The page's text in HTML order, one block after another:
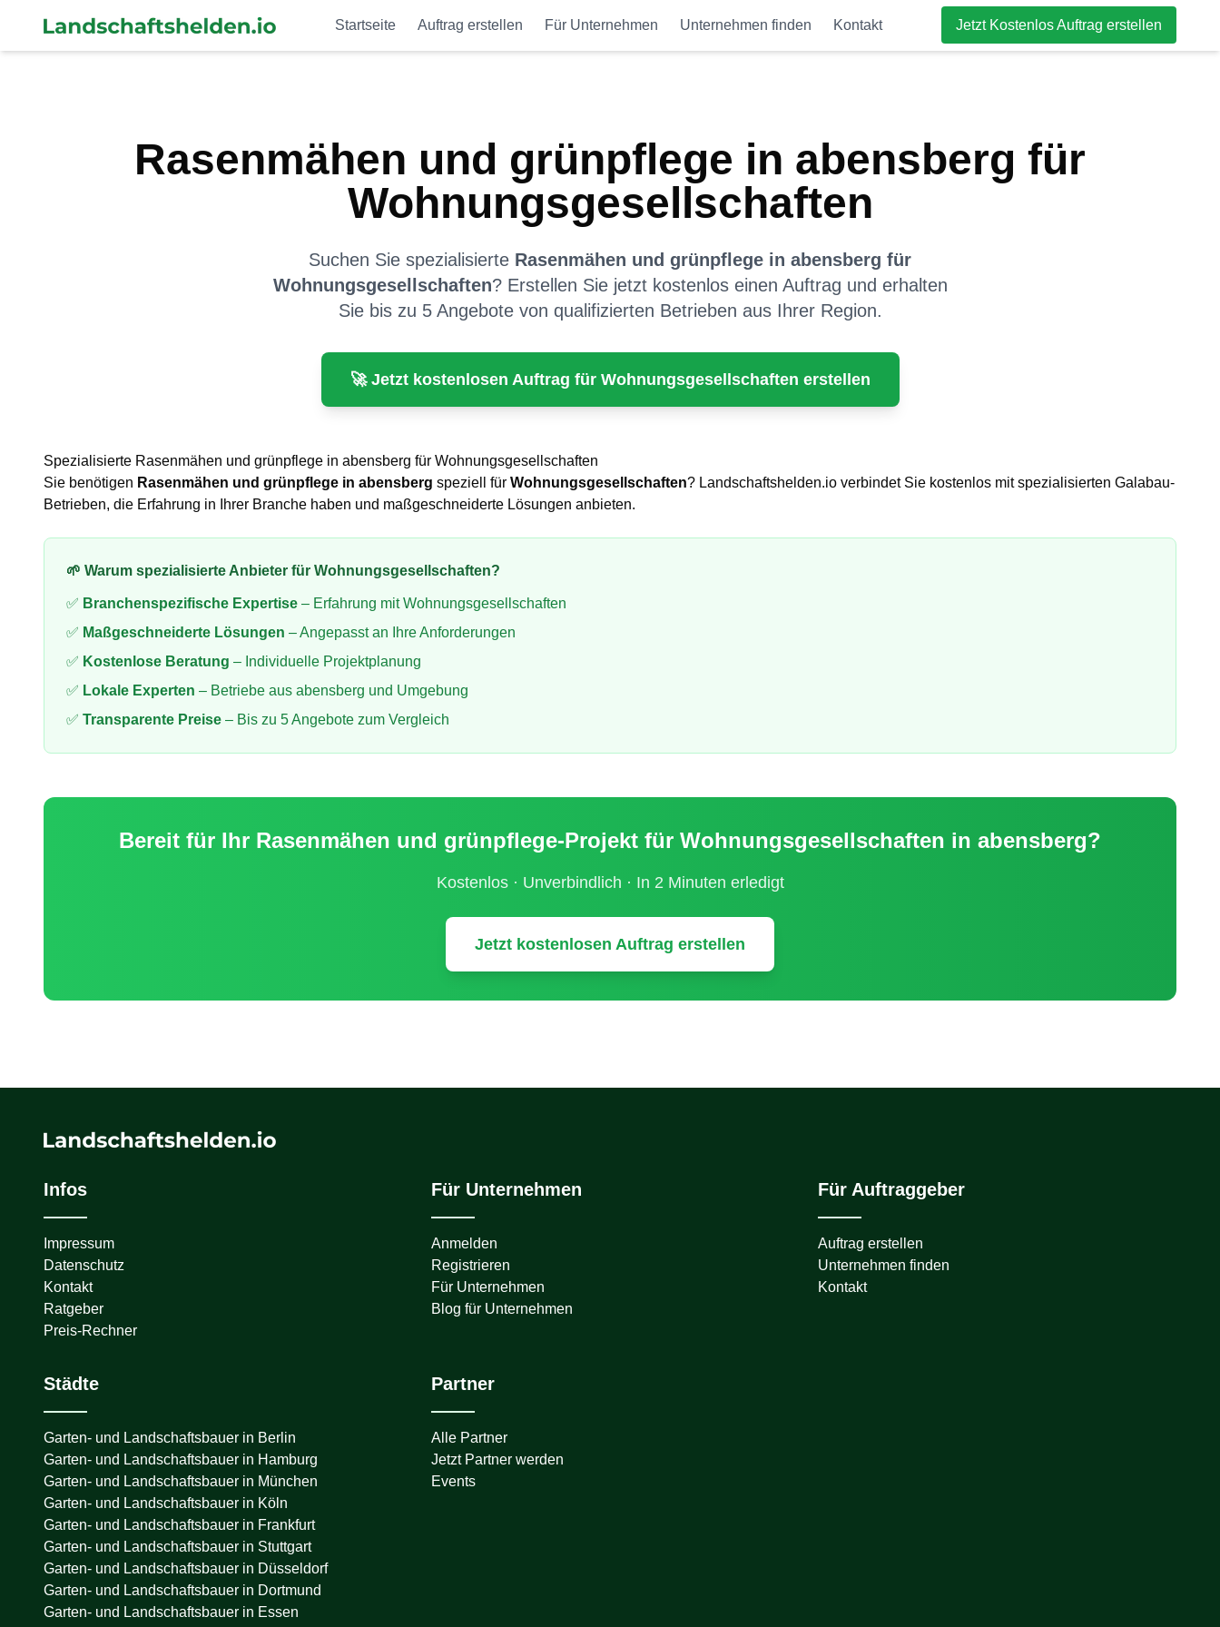
Startseite Auftrag erstellen Für Unternehmen Unternehmen finden Kontakt Jetzt Kostenlos Auftrag erstellen
Rasenmähen und grünpflege in abensberg für
Wohnungsgesellschaften
Suchen Sie spezialisierte Rasenmähen und grünpflege in abensberg für
Wohnungsgesellschaften? Erstellen Sie jetzt kostenlos einen Auftrag und erhalten
Sie bis zu 5 Angebote von qualifizierten Betrieben aus Ihrer Region.
🚀 Jetzt kostenlosen Auftrag für Wohnungsgesellschaften erstellen
Spezialisierte Rasenmähen und grünpflege in abensberg für Wohnungsgesellschaften
Sie benötigen Rasenmähen und grünpflege in abensberg speziell für Wohnungsgesellschaften? Landschaftshelden.io verbindet Sie kostenlos mit spezialisierten Galabau-
Betrieben, die Erfahrung in Ihrer Branche haben und maßgeschneiderte Lösungen anbieten.
🌱 Warum spezialisierte Anbieter für Wohnungsgesellschaften?
✅ Branchenspezifische Expertise – Erfahrung mitWohnungsgesellschaften
✅ Maßgeschneiderte Lösungen – Angepasst an Ihre Anforderungen
✅ Kostenlose Beratung – Individuelle Projektplanung
✅ Lokale Experten – Betriebe aus abensberg und Umgebung
✅ Transparente Preise – Bis zu 5 Angebote zum Vergleich
Bereit für Ihr Rasenmähen und grünpflege-Projekt für Wohnungsgesellschaften in abensberg?
Kostenlos · Unverbindlich · In 2 Minuten erledigt
Jetzt kostenlosen Auftrag erstellen
Infos
Impressum
Datenschutz
Kontakt
Ratgeber
Preis-Rechner
Für Unternehmen
Anmelden
Registrieren
Für Unternehmen
Blog für Unternehmen
Für Auftraggeber
Auftrag erstellen
Unternehmen finden
Kontakt
Städte
Garten- und Landschaftsbauer in Berlin
Garten- und Landschaftsbauer in Hamburg
Garten- und Landschaftsbauer in München
Garten- und Landschaftsbauer in Köln
Garten- und Landschaftsbauer in Frankfurt
Garten- und Landschaftsbauer in Stuttgart
Garten- und Landschaftsbauer in Düsseldorf
Garten- und Landschaftsbauer in Dortmund
Garten- und Landschaftsbauer in Essen
Partner
Alle Partner
Jetzt Partner werden
Events